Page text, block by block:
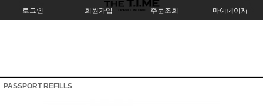
로그인 회원가입 주문조회 마이페이지
PASSPORT REFILLS